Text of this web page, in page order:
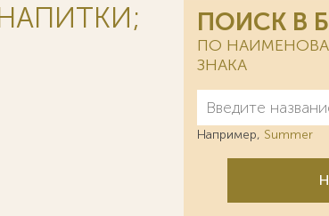
ПОИСК В
ПО
ЗНАКА
Например, Summer